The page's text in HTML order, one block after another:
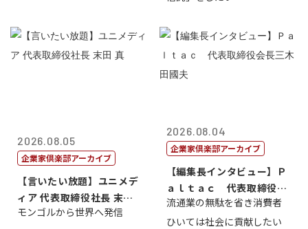
2026.08.05
企業家倶楽部アーカイブ
【言いたい放題】ユニメデ
ィア 代表取締役社長 末田
真
モンゴルから世界へ発信
2026.08.04
企業家倶楽部アーカイブ
【編集長インタビュー】Ｐ
ａｌｔａｃ 代表取締役会
長三木田國夫
流通業の無駄を省き消費者
ひいては社会に貢献したい